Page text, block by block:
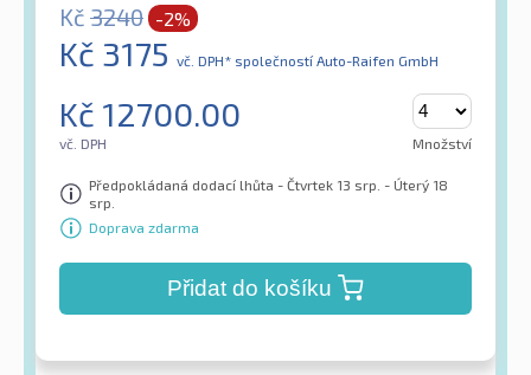
Kč 3240 -2%
Kč 3175 vč. DPH* společností Auto-Raifen GmbH
Kč 12700.00
vč. DPH Množství
Předpokládaná dodací lhůta - Čtvrtek 13 srp. - Úterý 18
srp.
Doprava zdarma
Přidat do košíku